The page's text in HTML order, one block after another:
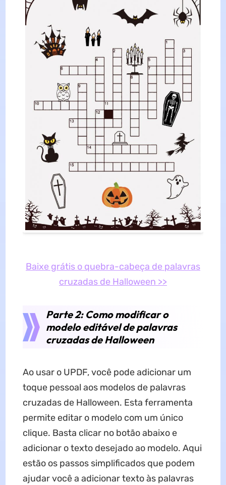
Baixe grátis o quebra-cabeça de palavras
cruzadas de Halloween >>
Parte 2: Como modificar o
modelo editável de palavras
cruzadas de Halloween
Ao usar o UPDF, você pode adicionar um
toque pessoal aos modelos de palavras
cruzadas de Halloween. Esta ferramenta
permite editar o modelo com um único
clique. Basta clicar no botão abaixo e
adicionar o texto desejado ao modelo. Aqui
estão os passos simplificados que podem
ajudar você a adicionar texto às palavras